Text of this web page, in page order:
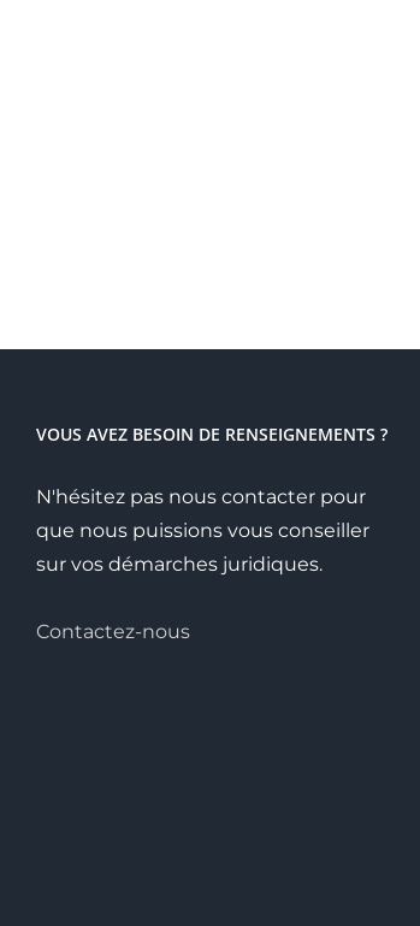
VOUS AVEZ BESOIN DE RENSEIGNEMENTS ?
N'hésitez pas nous contacter pour
que nous puissions vous conseiller
sur vos démarches juridiques.
Contactez-nous